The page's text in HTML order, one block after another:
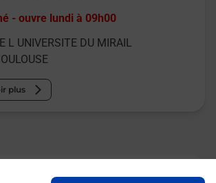
-ouvre lundi à 09h00
L UNIVERSITE DU MIRAIL
plus